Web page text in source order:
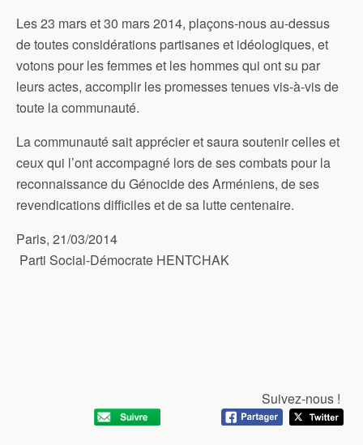
Les 23 mars et 30 mars 2014, plaçons-nous au-dessus
de toutes considérations partisanes et idéologiques, et
votons pour les femmes et les hommes qui ont su par
leurs actes, accomplir les promesses tenues vis-à-vis de
toute la communauté.
La communauté sait apprécier et saura soutenir celles et
ceux qui l’ont accompagné lors de ses combats pour la
reconnaissance du Génocide des Arméniens, de ses
revendications difficiles et de sa lutte centenaire.
Paris, 21/03/2014
Parti Social-Démocrate HENTCHAK
Suivez-nous !